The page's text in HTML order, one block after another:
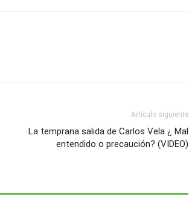
Artículo siguiente
La temprana salida de Carlos Vela ¿ Mal
entendido o precaución? (VIDEO)